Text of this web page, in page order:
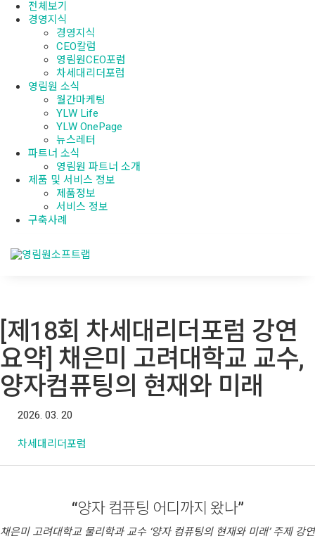
전체보기
경영지식
경영지식
CEO칼럼
영림원CEO포럼
차세대리더포럼
영림원 소식
월간마케팅
YLW Life
YLW OnePage
뉴스레터
파트너 소식
영림원 파트너 소개
제품 및 서비스 정보
제품정보
서비스 정보
구축사례
[제18회 차세대리더포럼 강연
요약] 채은미 고려대학교 교수,
양자컴퓨팅의 현재와 미래
2026. 03. 20
차세대리더포럼
“양자 컴퓨팅 어디까지 왔나”
채은미 고려대학교 물리학과 교수 ‘양자 컴퓨팅의 현재와 미래’ 주제 강연